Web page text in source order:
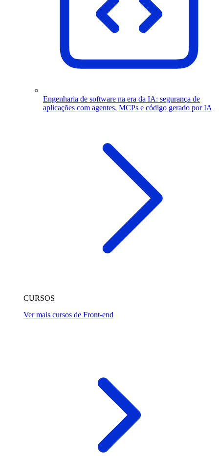
Engenharia de software na era da IA: segurança de
aplicações com agentes, MCPs e código gerado por IA
CURSOS
Ver mais cursos de Front-end